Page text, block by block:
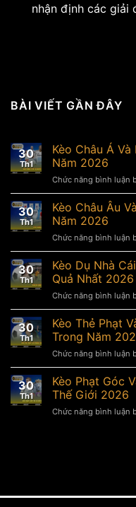
nhận định các giải
BÀI VIẾT GẦN ĐÂY
30
Th1
Kèo Châu Á
Năm 2026
Chức năng bình luận
30
Th1
Kèo Châu Âu
Năm 2026
Chức năng bình luận
30
Th1
Kèo Dụ Nhà
Quả Nhất 2026
Chức năng bình luận
30
Th1
Kèo Thẻ Phạt
Trong Năm
Chức năng bình luận
30
Th1
Kèo Phạt Góc
Thế Giới 2026
Chức năng bình luận